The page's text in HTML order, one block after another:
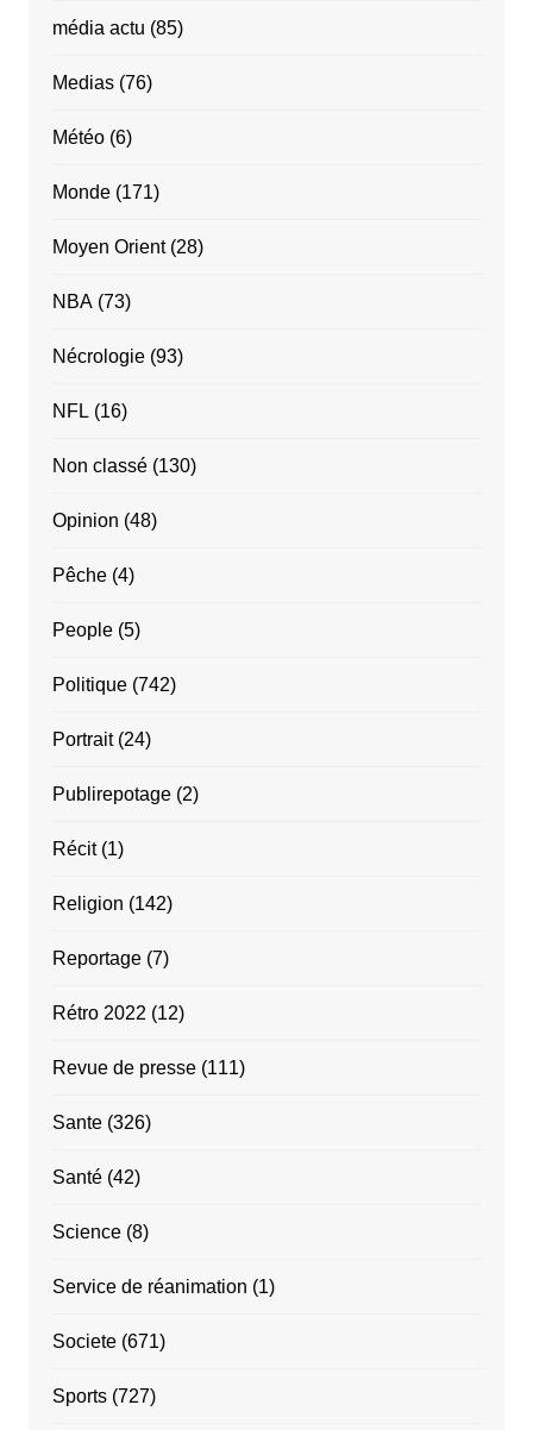
média actu (85)
Medias(76)
Météo(6)
Monde(171)
Moyen Orient(28)
NBA(73)
Nécrologie(93)
NFL (16)
Non classé(130)
Opinion (48)
Pêche(4)
People(5)
Politique(742)
Portrait(24)
Publirepotage(2)
Récit(1)
Religion (142)
Reportage(7)
Rétro 2022 (12)
Revue de presse(111)
Sante(326)
Santé(42)
Science(8)
Service de réanimation (1)
Societe(671)
Sports(727)